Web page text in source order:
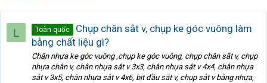
L Toàn quốc
Chụp chân sắt v, chụp ke góc vuông làm
bằng chất liệu gì?
Chân nhựa ke góc vuông ,chụp ke góc vuông, chụp chân sắt v, chụp
nhựa chân v, chân nhựa sắt v 3x3, chân nhựa sắt v 4x4, chân nhựa
sắt v 3x5, chân nhựa sắt v 4x6, bịt đầu sắt v, chụp sắt v bằng nhựa,